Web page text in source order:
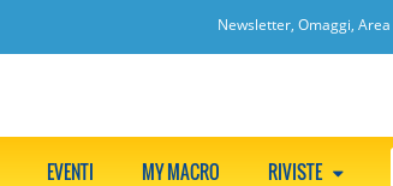
Newsletter, Omaggi,
EVENTI MY MACRO RIVISTE